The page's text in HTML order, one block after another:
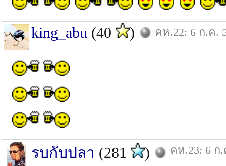
king_abu (40 ) คห.22: 6 ก.ค.
รบกับปลา (281 ) คห.23: 6 ก.